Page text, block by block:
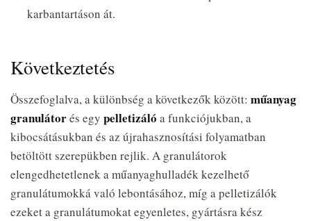
karbantartáson át.
Következtetés
Összefoglalva, a különbség a következők között: műanyag
granulátorés egy pelletizáló a funkciójukban, a
kibocsátásukban és az újrahasznosítási folyamatban
betöltött szerepükben rejlik. A granulátorok
elengedhetetlenek a műanyaghulladék kezelhető
granulátumokká való lebontásához, míg a pelletizálók
ezeket a granulátumokat egyenletes, gyártásra kész